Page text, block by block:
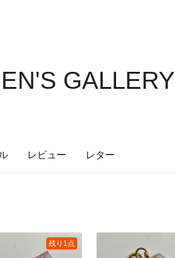
GALLERY
レビュー レター
残り1点